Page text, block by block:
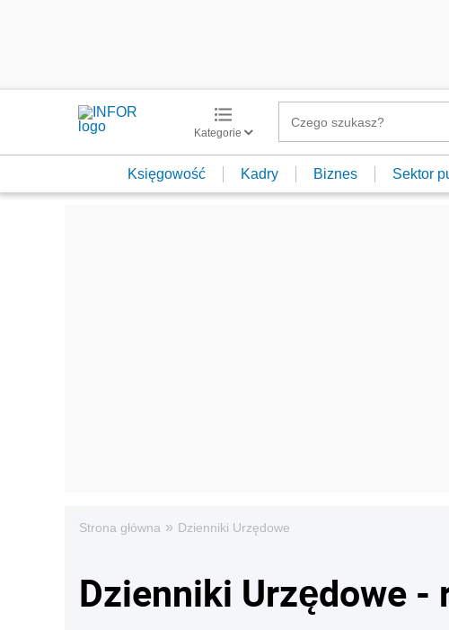
Kategorie
Księgowość Kadry Biznes Sektor
Strona główna » Dzienniki Urzędowe
Dzienniki Urzędowe -